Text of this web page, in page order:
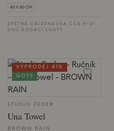
40 X 60 CM
ZPĚTNÁ OBJEDNÁVKA CCA 9-21
DNŮ DODACÍ LHŮTY
STUDIO FEDER
Una Towel
BROWN RAIN
VÝPRODEJ 41%
GOTS